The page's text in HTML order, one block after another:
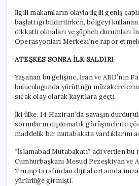
İlgili makamların olayla ilgili geniş
başlattığı bildirilirken, bölgeyi
dikkatli olmaları ve şüpheli durumları
Operasyonları Merkezi’ne rapor
ATEŞKES SONRA İLK SALDIRI
Yaşanan bu gelişme, İran ve ABD’nin
buluculuğunda yürüttüğü
sıcak olay olarak kayıtlara geçti.
İki ülke, 14 Haziran’da savaşın
sorunların diplomatik görüşmelerle
maddelik bir mutabakata vardıklarını
“İslamabad Mutabakatı” adı verilen
Cumhurbaşkanı Mesud Pezeşkiyan ve
Trump tarafından dijital ortamda
yürürlüğe girmişti.